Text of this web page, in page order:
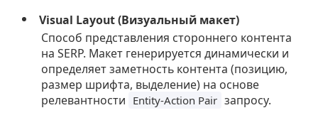
Visual Layout (Визуальный макет)
Способ представления стороннего контента
на SERP. Макет генерируется динамически и
определяет заметность контента (позицию,
размер шрифта, выделение) на основе
релевантности Entity-Action Pair запросу.